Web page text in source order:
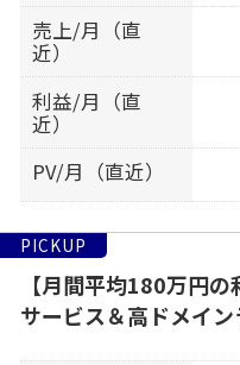
売上/月（直
近）
利益/月（直
近）
PV/月（直近）
PICKUP
【月間平均180万円
サービス＆高ドメイ